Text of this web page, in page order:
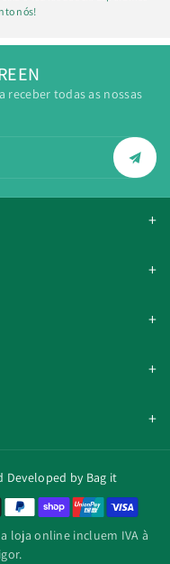
nós!
receber todas as nossas
Developed by Bag it
loja online incluem IVA à